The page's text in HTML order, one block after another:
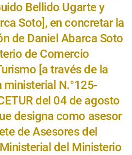
Bellido Ugarte y
Soto], en concretar la
de Daniel Abarca Soto
de Comercio
[a través de la
ministerial N.°125-
del 04 de agosto
designa como asesor
de Asesores del
del Ministerio